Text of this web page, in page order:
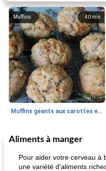
40 min
Muffins
Muffins géants aux carottes et à la banane de Nif
Marques de confiance: recettes et
Aliments à manger
Pour aider votre cerveau à
une variété d'aliments